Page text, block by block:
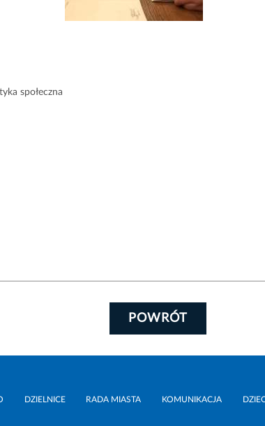
społeczna
POWRÓT
DZIELNICE RADA MIASTA KOMUNIKACJA